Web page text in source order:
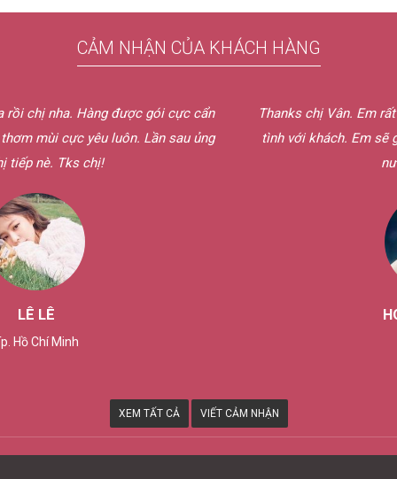
CẢM NHẬN CỦA KHÁCH HÀNG
gói cực cẩn
sau ủng
Thanks chị Vân. Em rất thích cách phục vụ
tình với khách. Em sẽ giới thiệu cho bạn bè
XEM TẤT CẢ VIẾT CẢM NHẬN